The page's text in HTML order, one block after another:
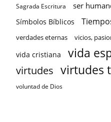
Sagrada Escritura ser
Símbolos Bíblicos
verdades eternas vicios,
vida cristiana vida
virtudes virtudes
voluntad de Dios